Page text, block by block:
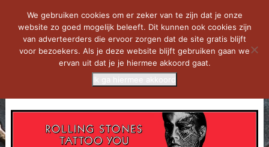
We gebruiken cookies om er zeker van te zijn dat je onze
website zo goed mogelijk beleeft. Dit kunnen ook cookies zijn
van adverteerders die ervoor zorgen dat de site gratis blijft
voor bezoekers. Als je deze website blijft gebruiken gaan we
ervan uit dat je je hiermee akkoord gaat.
Ik ga hiermee akkoord